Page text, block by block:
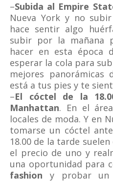
–Subida al Empire
Nueva York y no
hace sentir algo
subir por la mañana
hacer en esta época
esperar la cola para
mejores panorámicas
está a tus pies y te
–El cóctel de la
Manhattan. En el
locales de moda. Y en
tomarse un cóctel
18.00 de la tarde
el precio de uno y
una oportunidad para
fashion y probar un